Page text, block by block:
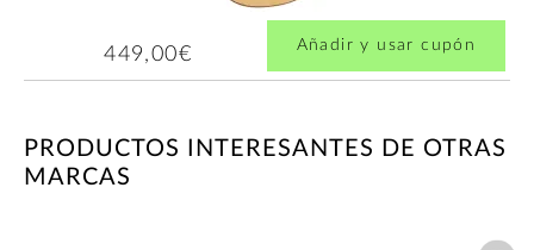
449,00€ Añadir y usar cupón
PRODUCTOS INTERESANTES DE OTRAS
MARCAS